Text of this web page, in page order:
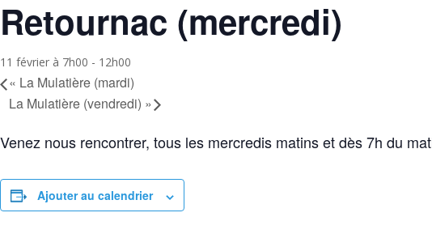
Retournac (mercredi)
11 février à 7h00 - 12h00
« La Mulatière (mardi)
La Mulatière (vendredi) »
Venez nous rencontrer, tous les mercredis matins et dès 7h du
Ajouter au calendrier